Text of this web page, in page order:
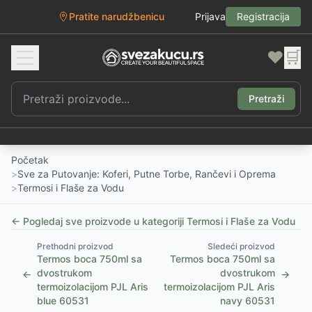
Pratite narudžbenicu Prijava Registracija
❤️ 🛒
Pretraži
Početak
>Sve za Putovanje: Koferi, Putne Torbe, Rančevi i Oprema
>Termosi i Flaše za Vodu
← Pogledaj sve proizvode u kategoriji Termosi i Flaše za Vodu
←
Prethodni proizvod
Termos boca 750ml sa
dvostrukom
termoizolacijom PJL Aris
blue 60531
Sledeći proizvod
Termos boca 750ml sa
dvostrukom
termoizolacijom PJL Aris
navy 60531
→